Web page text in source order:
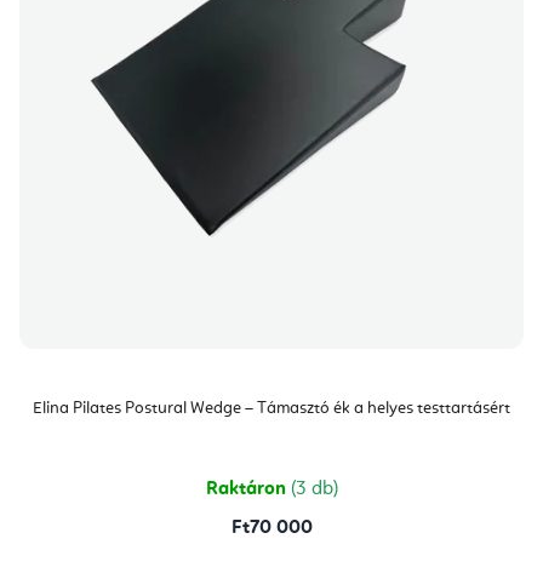
Elina Pilates Postural Wedge – Támasztó ék a helyes testtartásért
Raktáron (3 db)
Ft70 000